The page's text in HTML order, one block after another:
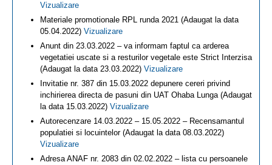
Vizualizare
Materiale promotionale RPL runda 2021 (Adaugat la data
05.04.2022) Vizualizare
Anunt din 23.03.2022 – va informam faptul ca arderea
vegetatiei uscate si a resturilor vegetale este Strict Interzisa
(Adaugat la data 23.03.2022) Vizualizare
Invitatie nr. 387 din 15.03.2022 depunere cereri privind
inchirierea directa de pasuni din UAT Ohaba Lunga (Adaugat
la data 15.03.2022) Vizualizare
Autorecenzare 14.03.2022 – 15.05.2022 – Recensamantul
populatiei si locuintelor (Adaugat la data 08.03.2022)
Vizualizare
Adresa ANAF nr. 2083 din 02.02.2022 – lista cu persoanele